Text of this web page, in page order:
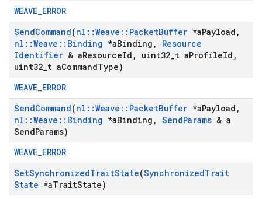
WEAVE_ERROR
SendCommand(nl ::Weave :: PacketBuffer *aPayload ,
nl ::Weave :: Binding *aBinding ,
Resource
Identifier & aResourceId , uint32 t aProfileId ,
uint32 t aCommandType)
WEAVE_ERROR
SendCommand(nl ::Weave :: PacketBuffer *aPayload ,
nl ::Weave :: Binding *aBinding , SendParams & a
SendParams)
WEAVE_ERROR
SetSynchronizedTraitState(SynchronizedTrait
State *aTraitState)